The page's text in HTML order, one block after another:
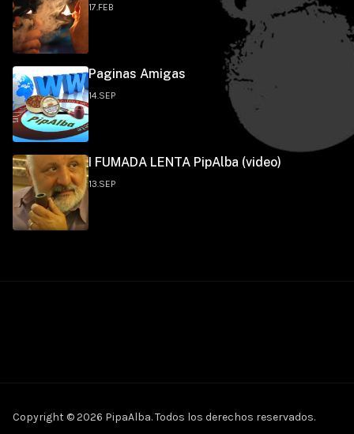
17.FEB
Paginas Amigas
14.SEP
I FUMADA LENTA PipAlba (video)
13.SEP
Copyright © 2026 PipaAlba. Todos los derechos reservados.